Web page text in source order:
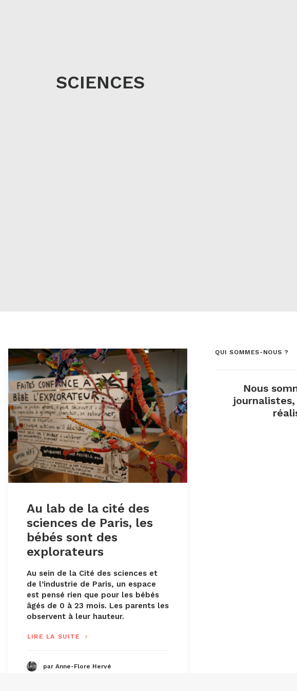
SCIENCES
Au lab de la cité des
sciences de Paris, les
bébés sont des
explorateurs
Au sein de la Cité des sciences et
de l’industrie de Paris, un espace
est pensé rien que pour les bébés
âgés de 0 à 23 mois. Les parents les
observent à leur hauteur.
LIRE LA SUITE
par Anne-Flore Hervé
QUI SOMMES-NOUS ?
Nous